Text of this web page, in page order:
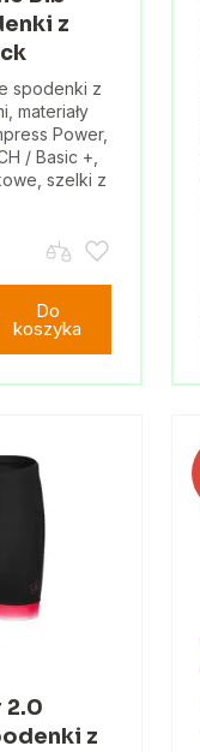
z
spodenki z
materiały
Power,
/ Basic +,
szelki z
Do
koszyka
2.0
z